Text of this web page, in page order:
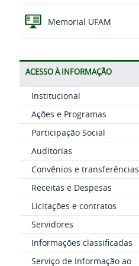
Memorial UFAM
ACESSO À INFORMAÇÃO
Institucional
Ações e Programas
Participação Social
Auditorias
Convênios e transferências
Receitas e Despesas
Licitações e contratos
Servidores
Informações classificadas
Serviço de Informação ao